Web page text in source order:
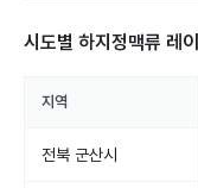
시도별 하지정맥류 레
지역
전북 군산시